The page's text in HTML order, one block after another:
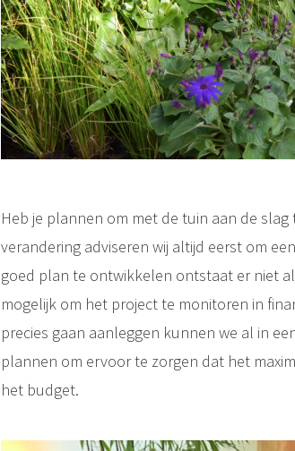
Heb je plannen om met de tuin aan de
verandering adviseren wij altijd eerst om
goed plan te ontwikkelen ontstaat er niet
mogelijk om het project te monitoren in
precies gaan aanleggen kunnen we al in
plannen om ervoor te zorgen dat het
het budget.